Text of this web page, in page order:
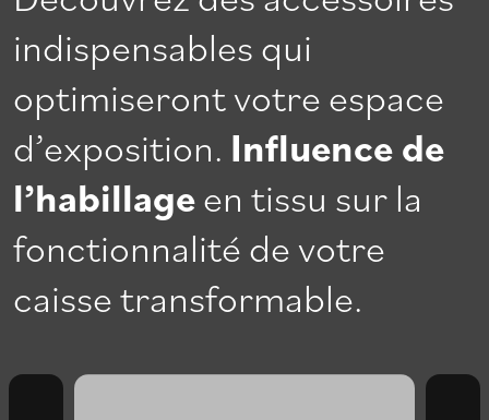
indispensables qui
optimiseront votre espace
d’exposition. Influence de
l’habillageen tissu sur la
fonctionnalité de votre
caisse transformable.